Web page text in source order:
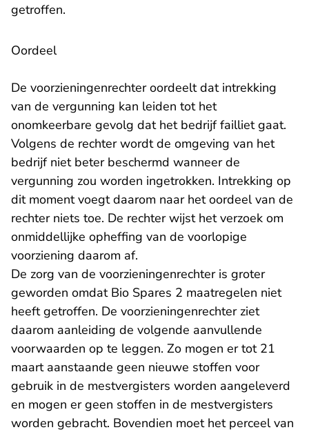
getroffen.
Oordeel
De voorzieningenrechter oordeelt dat intrekking
van de vergunning kan leiden tot het
onomkeerbare gevolg dat het bedrijf failliet gaat.
Volgens de rechter wordt de omgeving van het
bedrijf niet beter beschermd wanneer de
vergunning zou worden ingetrokken. Intrekking op
dit moment voegt daarom naar het oordeel van de
rechter niets toe. De rechter wijst het verzoek om
onmiddellijke opheffing van de voorlopige
voorziening daarom af.
De zorg van de voorzieningenrechter is groter
geworden omdat Bio Spares 2 maatregelen niet
heeft getroffen. De voorzieningenrechter ziet
daarom aanleiding de volgende aanvullende
voorwaarden op te leggen. Zo mogen er tot 21
maart aanstaande geen nieuwe stoffen voor
gebruik in de mestvergisters worden aangeleverd
en mogen er geen stoffen in de mestvergisters
worden gebracht. Bovendien moet het perceel van